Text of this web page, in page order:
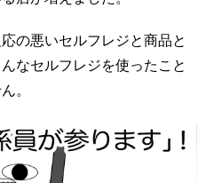
の悪いセルフレジと商品と
なセルフレジを使ったこと
。